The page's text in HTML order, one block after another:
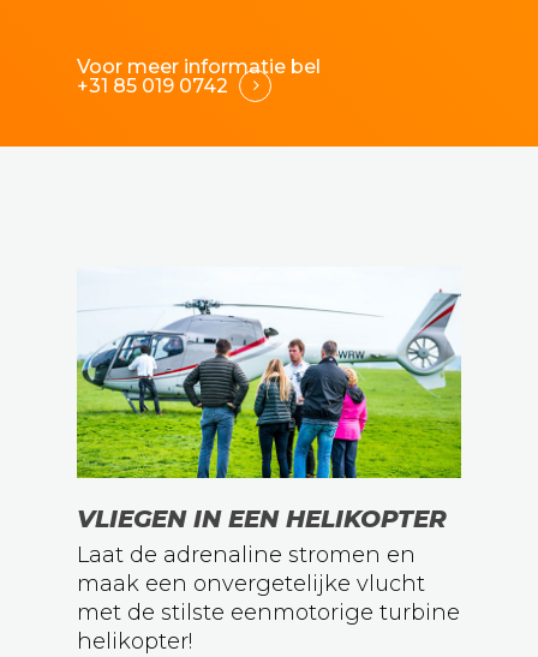
Voor meer informatie bel
+31 85 019 0742
VLIEGEN IN EEN HELIKOPTER
Laat de adrenaline stromen en
maak een onvergetelijke vlucht
met de stilste eenmotorige turbine
helikopter!